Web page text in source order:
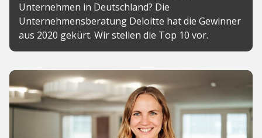
Unternehmen in Deutschland? Die
Unternehmensberatung Deloitte hat die Gewinner
aus 2020 gekürt. Wir stellen die Top 10 vor.